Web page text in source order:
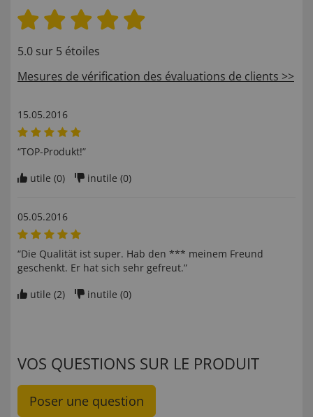
5.0 sur 5 étoiles
Mesures de vérification des évaluations de clients >>
15.05.2016
“TOP-Produkt!”
utile (0) inutile (0)
05.05.2016
“Die Qualität ist super. Hab den *** meinem Freund
geschenkt. Er hat sich sehr gefreut.”
utile (2) inutile (0)
VOS QUESTIONS SUR LE PRODUIT
Poser une question